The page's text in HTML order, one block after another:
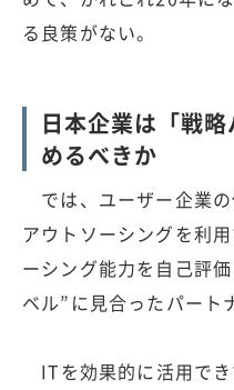
る良策がない。
日本企業は「戦
めるべきか
では、ユーザー企業
アウトソーシングを利
ーシング能力を自己評
ベル”に見合ったパート
ITを効果的に活用で